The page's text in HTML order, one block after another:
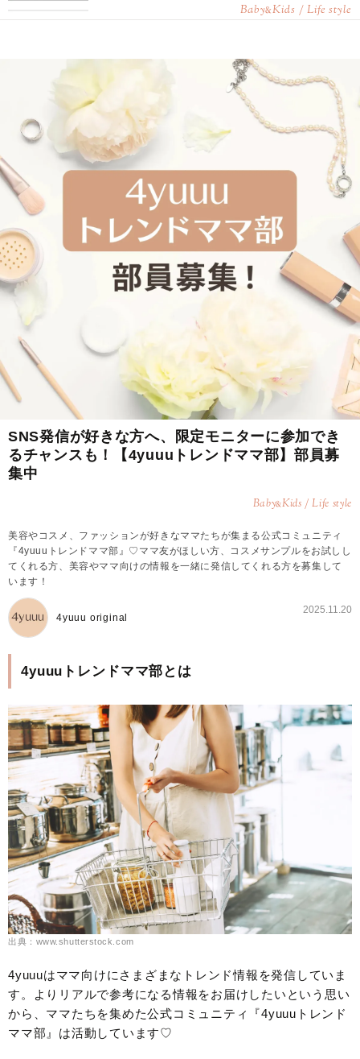
Baby&Kids / Life style
SNS発信が好きな方へ、限定モニターに参加でき
るチャンスも！【4yuuuトレンドママ部】部員募
集中
Baby&Kids / Life style
美容やコスメ、ファッションが好きなママたちが集まる公式コミュニティ
『4yuuuトレンドママ部』♡ママ友がほしい方、コスメサンプルをお試しし
てくれる方、美容やママ向けの情報を一緒に発信してくれる方を募集して
います！
4yuuu original
2025.11.20
4yuuuトレンドママ部とは
出典：www.shutterstock.com
4yuuuはママ向けにさまざまなトレンド情報を発信していま
す。よりリアルで参考になる情報をお届けしたいという思い
から、ママたちを集めた公式コミュニティ『4yuuuトレンド
ママ部』は活動しています♡